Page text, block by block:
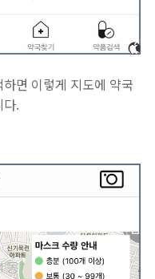
면 이렇게 지도에 약국
다.